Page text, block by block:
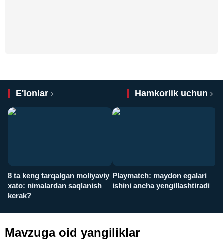
…
E'lonlar Hamkorlik uchun
8 ta keng tarqalgan moliyaviy
xato: nimalardan saqlanish
kerak?
Playmatch: maydon egalari
ishini ancha yengillashtiradi
Mavzuga oid yangiliklar